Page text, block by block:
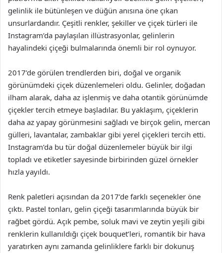
gelinlik ile bütünleşen ve düğün anısına öne çıkan
unsurlardandır. Çeşitli renkler, şekiller ve çiçek türleri ile
Instagram’da paylaşılan illüstrasyonlar, gelinlerin
hayalindeki çiçeği bulmalarında önemli bir rol oynuyor.
2017’de görülen trendlerden biri, doğal ve organik
görünümdeki çiçek düzenlemeleri oldu. Gelinler, doğadan
ilham alarak, daha az işlenmiş ve daha otantik görünümde
çiçekler tercih etmeye başladılar. Bu yaklaşım, çiçeklerin
daha az yapay görünmesini sağladı ve birçok gelin, mercan
gülleri, lavantalar, zambaklar gibi yerel çiçekleri tercih etti.
Instagram’da bu tür doğal düzenlemeler büyük bir ilgi
topladı ve etiketler sayesinde birbirinden güzel örnekler
hızla yayıldı.
Renk paletleri açısından da 2017’de farklı seçenekler öne
çıktı. Pastel tonları, gelin çiçeği tasarımlarında büyük bir
rağbet gördü. Açık pembe, soluk mavi ve zeytin yeşili gibi
renklerin kullanıldığı çiçek bouquet’leri, romantik bir hava
yaratırken aynı zamanda gelinliklere farklı bir dokunuş